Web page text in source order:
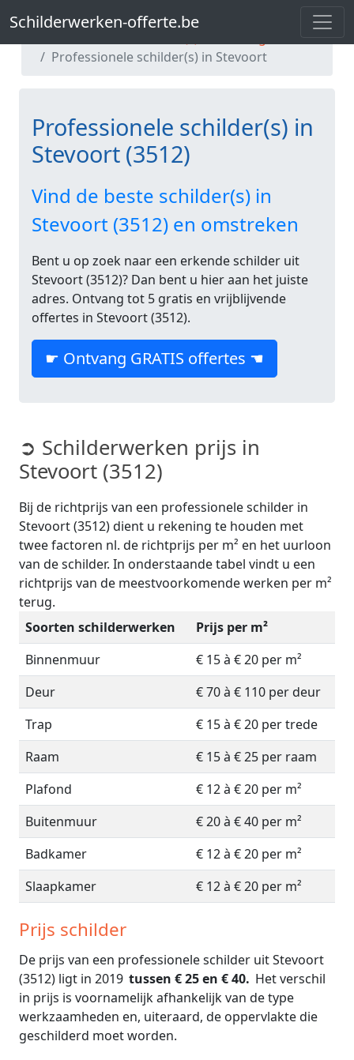
Schilderwerken-offerte.be
Schilderwerken-offerte.be
Professionele schilder(s) in Stevoort
Professionele schilder(s) in
Stevoort (3512)
Vind de beste schilder(s) in
Stevoort (3512) en omstreken
Bent u op zoek naar een erkende schilder uit
Stevoort (3512)? Dan bent u hier aan het juiste
adres. Ontvang tot 5 gratis en vrijblijvende
offertes in Stevoort (3512).
☛ Ontvang GRATIS offertes ☚
➲ Schilderwerken prijs in
Stevoort (3512)
Bij de richtprijs van een professionele schilder in
Stevoort (3512) dient u rekening te houden met
twee factoren nl. de richtprijs per m² en het uurloon
van de schilder. In onderstaande tabel vindt u een
richtprijs van de meestvoorkomende werken per m²
terug.
Soorten schilderwerken
Prijs per m²
Binnenmuur
€ 15 à € 20 per m²
Deur
€ 70 à € 110 per deur
Trap
€ 15 à € 20 per trede
Raam
€ 15 à € 25 per raam
Plafond
€ 12 à € 20 per m²
Buitenmuur
€ 20 à € 40 per m²
Badkamer
€ 12 à € 20 per m²
Slaapkamer
€ 12 à € 20 per m²
Prijs schilder
De prijs van een professionele schilder uit Stevoort
(3512) ligt in 2019 tussen € 25 en € 40. Het verschil
in prijs is voornamelijk afhankelijk van de type
werkzaamheden en, uiteraard, de oppervlakte die
geschilderd moet worden.